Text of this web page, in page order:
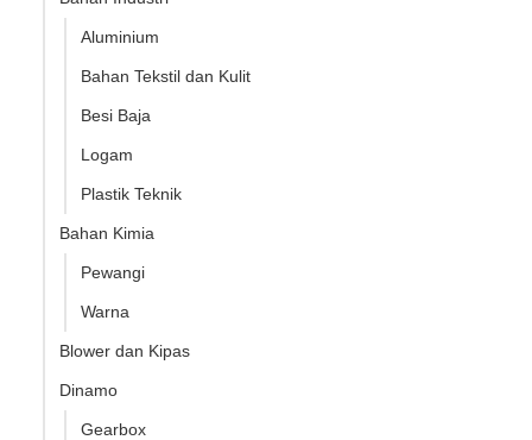
Aluminium
Bahan Tekstil dan Kulit
Besi Baja
Logam
Plastik Teknik
Bahan Kimia
Pewangi
Warna
Blower dan Kipas
Dinamo
Gearbox